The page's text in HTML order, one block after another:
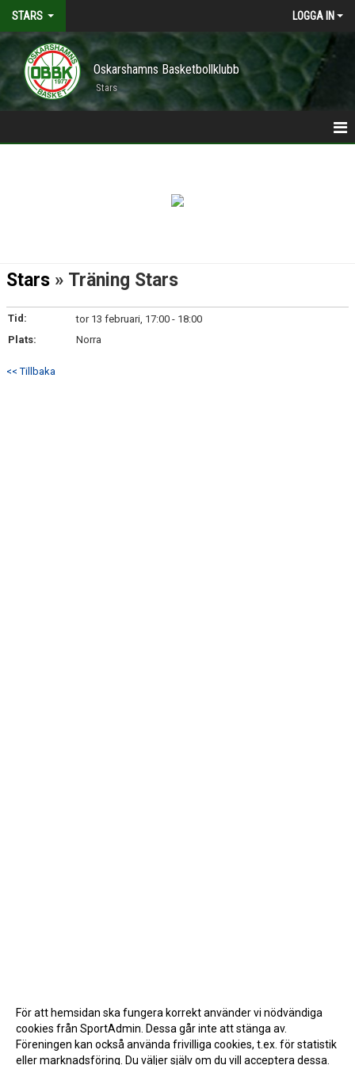
STARS LOGGA IN
Oskarshamns Basketbollklubb
Stars
Stars » Träning Stars
Tid:
tor 13 februari, 17:00 - 18:00
Plats:
Norra
<< Tillbaka
För att hemsidan ska fungera korrekt använder vi nödvändiga
cookies från SportAdmin. Dessa går inte att stänga av.
Föreningen kan också använda frivilliga cookies, t.ex. för statistik
eller marknadsföring. Du väljer själv om du vill acceptera dessa.